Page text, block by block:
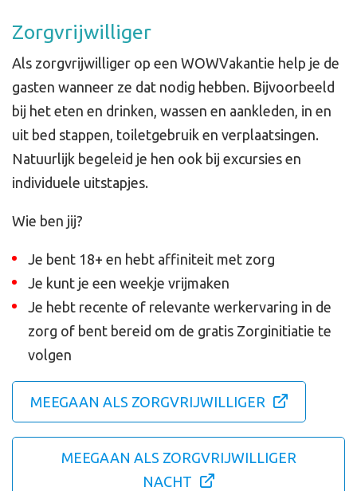
Zorgvrijwilliger
Als zorgvrijwilliger op een WOWVakantie help je de
gasten wanneer ze dat nodig hebben. Bijvoorbeeld
bij het eten en drinken, wassen en aankleden, in en
uit bed stappen, toiletgebruik en verplaatsingen.
Natuurlijk begeleid je hen ook bij excursies en
individuele uitstapjes.
Wie ben jij?
Je bent 18+ en hebt affiniteit met zorg
Je kunt je een weekje vrijmaken
Je hebt recente of relevante werkervaring in de
zorg of bent bereid om de gratis Zorginitiatie te
volgen
MEEGAAN ALS ZORGVRIJWILLIGER
MEEGAAN ALS ZORGVRIJWILLIGER
NACHT